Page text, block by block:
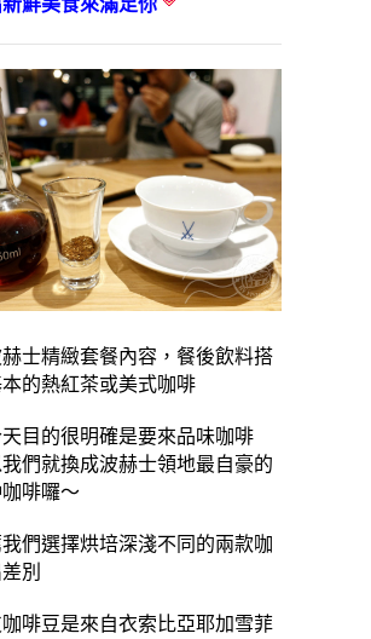
士精緻套餐內容，餐後飲料搭
的熱紅茶或美式咖啡
目的很明確是要來品味咖啡
們就換成波赫士領地最自豪的
啡囉～
們選擇烘培深淺不同的兩款咖
別
啡豆是來自衣索比亞耶加雪菲